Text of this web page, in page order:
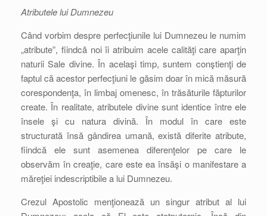
Atributele lui Dumnezeu
Când vorbim despre perfecţiunile lui Dumnezeu le numim
„atribute”, fiindcă noi îi atribuim acele calităţi care aparţin
naturii Sale divine. În acelaşi timp, suntem conştienţi de
faptul că acestor perfecţiuni le găsim doar în mică măsură
corespondenţa, în limbaj omenesc, în trăsăturile făpturilor
create. În realitate, atributele divine sunt identice între ele
însele şi cu natura divină. În modul în care este
structurată însă gândirea umană, există diferite atribute,
fiindcă ele sunt asemenea diferenţelor pe care le
observăm în creaţie, care este ea însăşi o manifestare a
măreţiei indescriptibile a lui Dumnezeu.
Crezul Apostolic menţionează un singur atribut al lui